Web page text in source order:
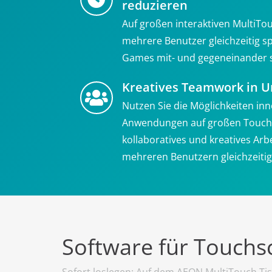
reduzieren
Auf großen interaktiven
mehrere Benutzer gleichzeitig
Games mit- und gegeneinander
Kreatives Teamwork in
Nutzen Sie die Möglichkeiten
Anwendungen auf großen
kollaboratives und kreatives
mehreren Benutzern
Software für